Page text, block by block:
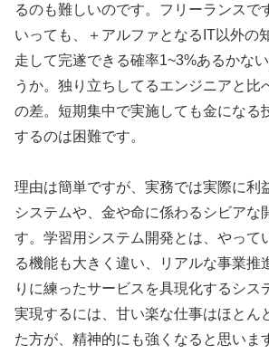
るのも難しいのです。フリーランスで
いっても、＋アルファとなるIT以外の
走して完遂できる確率1~3%あるかな
うか。独り立ちしてるエンジニアと比
の差。短期集中で実施しても金になる
するのは困難です。
理由は簡単ですが、実務では実際に利
システムや、金や命に係わるシビアな
す。学習用システム開発とは、やって
る機能も大きく違い、リアルな事業推
りに練ったサービスを具現化するシス
実現するには、 甘い楽な仕事はほとん
た方が、精神的にも強くなると思いま